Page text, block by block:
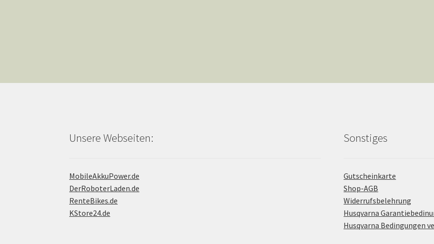
Unsere Webseiten:
MobileAkkuPower.de
DerRoboterLaden.de
RenteBikes.de
KStore24.de
Sonstiges
Gutscheinkarte
Shop-AGB
Widerrufsbelehrung
Husqvarna
Husqvarna Bedingungen